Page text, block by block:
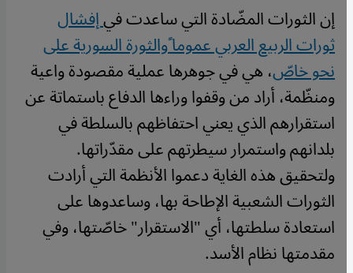
إن الثورات المضّادة التي ساعدت فيإفشال
ثورات الربيع العربي عموما ًوالثورة السورية على
نحو خاصّ، هي في جوهرها عملية مقصودة واعية
ومنظّمة، أراد من وقفوا وراءها الدفاع باستماتة عن
استقرارهم الذي يعني احتفاظهم بالسلطة في
بلدانهم واستمرار سيطرتهم على مقدّراتها.
ولتحقيق هذه الغاية دعموا الأنظمة التي أرادت
الثورات الشعبية الإطاحة بها، وساعدوها على
استعادة سلطتها، أي "الاستقرار" خاصّتها، وفي
مقدمتها نظام الأسد.